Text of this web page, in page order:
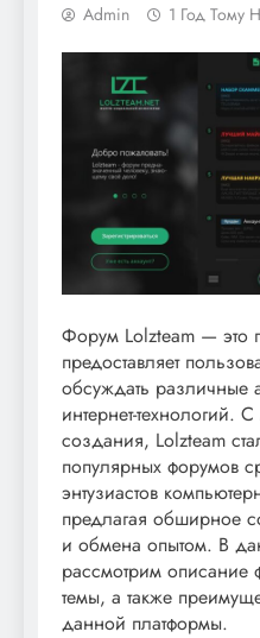
Admin 1 Год Тому
Форум Lolzteam — это
предоставляет
обсуждать различные
интернет-технологий.
создания, Lolzteam
популярных форумов
энтузиастов
предлагая обширное
и обмена опытом. В
рассмотрим описание
темы, а также
данной платформы.